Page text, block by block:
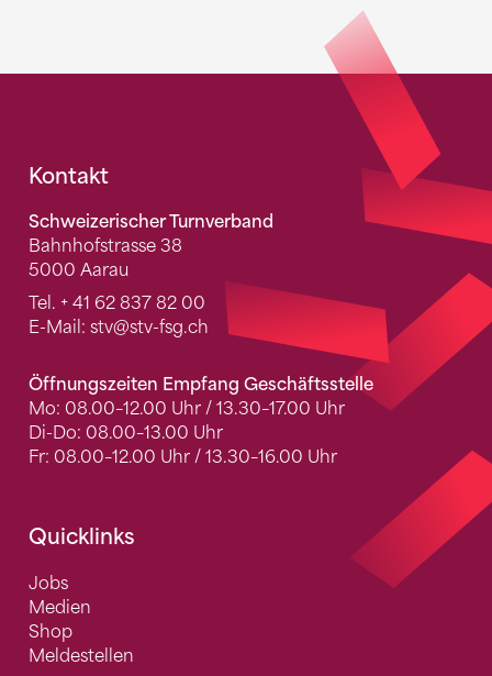
Fusszeile
Kontakt
Schweizerischer Turnverband
Bahnhofstrasse 38
5000 Aarau
Tel. + 41 62 837 82 00
E-Mail: stv@stv-fsg.ch
Öffnungszeiten Empfang Geschäftsstelle
Mo: 08.00–12.00 Uhr / 13.30–17.00 Uhr
Di-Do: 08.00–13.00 Uhr
Fr: 08.00–12.00 Uhr / 13.30–16.00 Uhr
Quicklinks
Jobs
Medien
Shop
Meldestellen